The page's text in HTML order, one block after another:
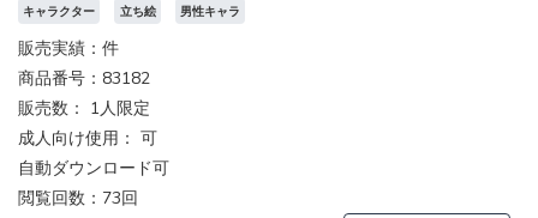
キャラクター 立ち絵 男性キャラ
販売実績：件
商品番号：83182
販売数： 1人限定
成人向け使用： 可
自動ダウンロード可
閲覧回数：73回